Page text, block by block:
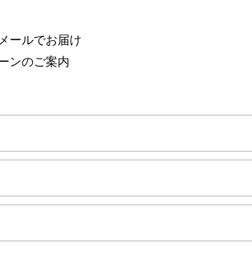
アクセサリー
アクセサリーと交換部品へ